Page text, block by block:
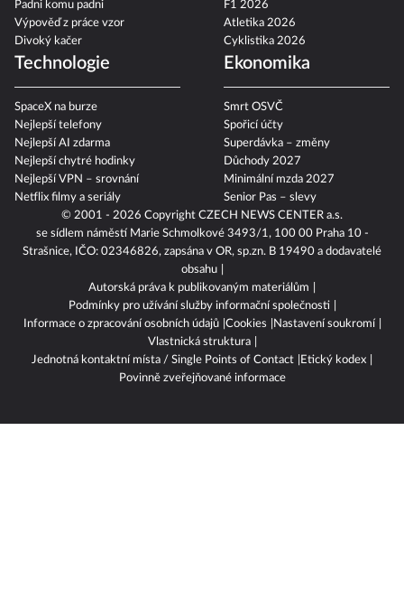
© 2001 - 2026 Copyright CZECH NEWS CENTER a.s.
se sídlem náměstí Marie Schmolkové 3493/1, 100 00 Praha 10 -
Strašnice, IČO: 02346826, zapsána v OR, sp.zn. B 19490 a dodavatelé
obsahu
Autorská práva k publikovaným materiálům
Podmínky pro užívání služby informační společnosti
Informace o zpracování osobních údajů Cookies
Nastavení soukromí
Vlastnická struktura
Jednotná kontaktní místa / Single Points of Contact
Etický kodex
Povinně zveřejňované informace
Padni komu padni
Výpověď z práce vzor
Divoký kačer
F1 2026
Atletika 2026
Cyklistika 2026
Technologie
SpaceX na burze
Nejlepší telefony
Nejlepší AI zdarma
Nejlepší chytré hodinky
Nejlepší VPN – srovnání
Netflix filmy a seriály
Ekonomika
Smrt OSVČ
Spořicí účty
Superdávka – změny
Důchody 2027
Minimální mzda 2027
Senior Pas – slevy